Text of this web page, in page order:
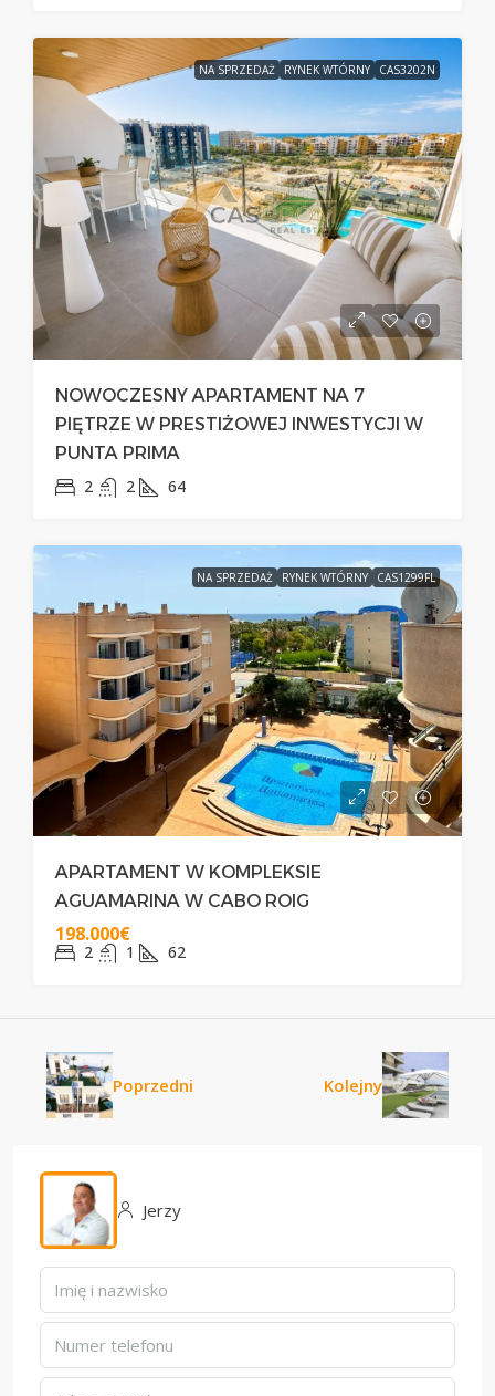
NA SPRZEDAŻ RYNEK WTÓRNY CAS3202N
NOWOCZESNY APARTAMENT NA 7
PIĘTRZE W PRESTIŻOWEJ INWESTYCJI W
PUNTA PRIMA
2
2 64
NA SPRZEDAŻ RYNEK WTÓRNY CAS1299FL
APARTAMENT W KOMPLEKSIE
AGUAMARINA W CABO ROIG
198.000€
2 1 62
Poprzedni Kolejny
Jerzy